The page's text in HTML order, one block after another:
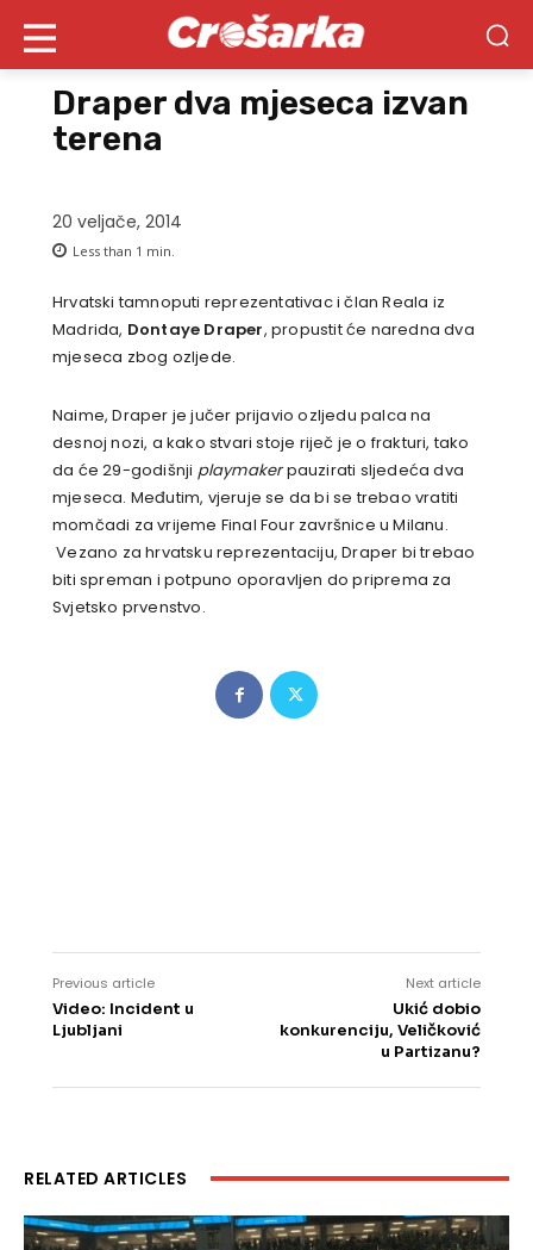
Draper dva mjeseca izvan
terena
20 veljače, 2014
Less than 1 min.
Hrvatski tamnoputi reprezentativac i član Reala iz
Madrida, Dontaye Draper, propustit će naredna dva
mjeseca zbog ozljede.
Naime, Draper je jučer prijavio ozljedu palca na
desnoj nozi, a kako stvari stoje riječ je o frakturi, tako
da će 29-godišnji playmakerpauzirati sljedeća dva
mjeseca. Međutim, vjeruje se da bi se trebao vratiti
momčadi za vrijeme Final Four završnice u Milanu.
Vezano za hrvatsku reprezentaciju, Draper bi trebao
biti spreman i potpuno oporavljen do priprema za
Svjetsko prvenstvo.
Previous article
Video: Incident u
Ljubljani
Next article
Ukić dobio
konkurenciju, Veličković
u Partizanu?
RELATED ARTICLES